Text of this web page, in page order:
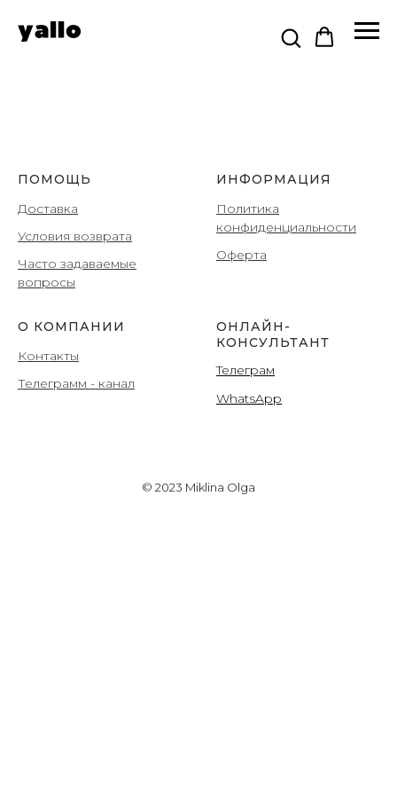
ПОМОЩЬ
Доставка
Условия возврата
Часто задаваемые
вопросы
ИНФОРМАЦИЯ
Политика
конфиденциальности
Оферта
О КОМПАНИИ
Контакты
Телеграмм - канал
ОНЛАЙН-
КОНСУЛЬТАНТ
Teлеграм
WhatsApp
© 2023 Miklina Olga